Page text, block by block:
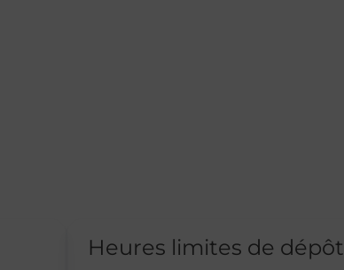
Heures limites de dépôt